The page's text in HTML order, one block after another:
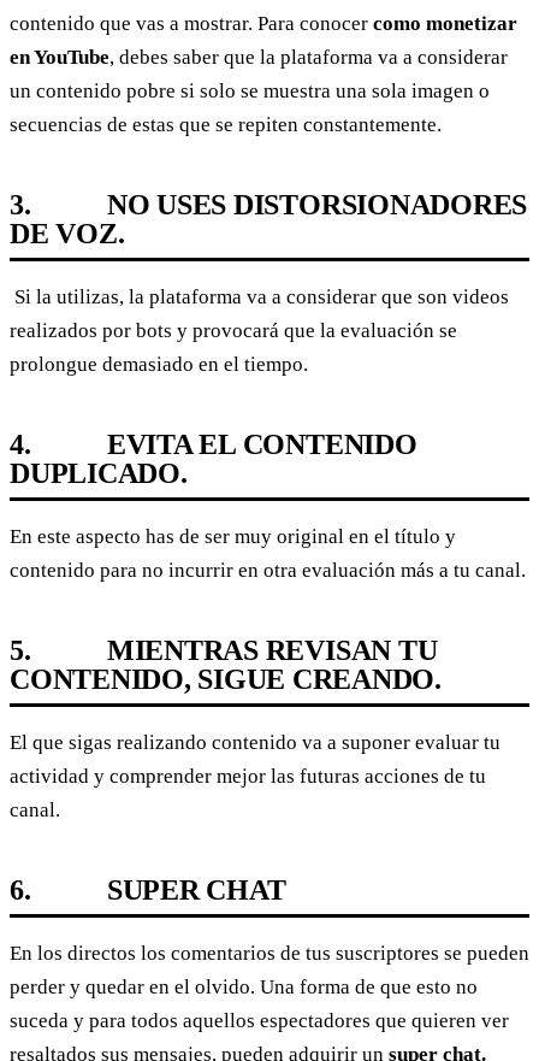
contenido que vas a mostrar. Para conocer como monetizar
en YouTube, debes saber que la plataforma va a considerar
un contenido pobre si solo se muestra una sola imagen o
secuencias de estas que se repiten constantemente.
3. NO USES DISTORSIONADORES
DE VOZ.
Si la utilizas, la plataforma va a considerar que son videos
realizados por bots y provocará que la evaluación se
prolongue demasiado en el tiempo.
4. EVITA EL CONTENIDO
DUPLICADO.
En este aspecto has de ser muy original en el título y
contenido para no incurrir en otra evaluación más a tu canal.
5. MIENTRAS REVISAN TU
CONTENIDO, SIGUE CREANDO.
El que sigas realizando contenido va a suponer evaluar tu
actividad y comprender mejor las futuras acciones de tu
canal.
6. SUPER CHAT
En los directos los comentarios de tus suscriptores se pueden
perder y quedar en el olvido. Una forma de que esto no
suceda y para todos aquellos espectadores que quieren ver
resaltados sus mensajes, pueden adquirir un super chat.